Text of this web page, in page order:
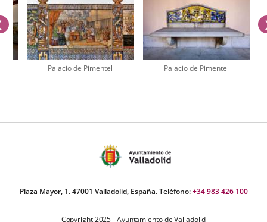
Palacio de Pimentel Palacio de Pimentel
previus
Plaza Mayor, 1. 47001 Valladolid, España. Teléfono:+34 983 426 100
Copyright 2025 - Ayuntamiento de Valladolid